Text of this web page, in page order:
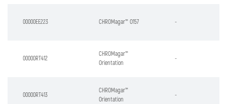
00000EE223 CHROMagar™ O157 -
00000RT412
CHROMagar™
Orientation
-
00000RT413
CHROMagar™
Orientation
-